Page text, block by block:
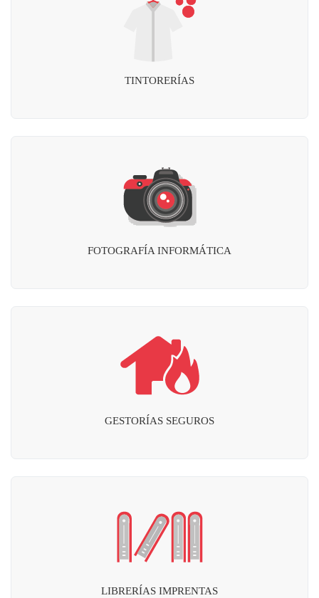
TINTORERÍAS
FOTOGRAFÍA INFORMÁTICA
GESTORÍAS SEGUROS
LIBRERÍAS IMPRENTAS